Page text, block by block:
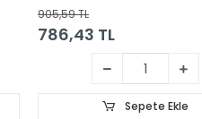
905,59 TL
786,43 TL
Sepete Ekle